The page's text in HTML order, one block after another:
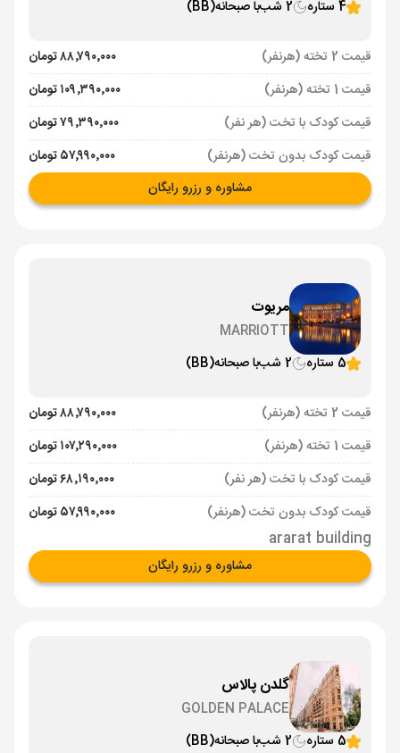
4 ستاره 2 شب با صبحانه(BB)
قیمت 2 تخته (هرنفر)
۸۸٬۷۹۰٬۰۰۰ تومان
قیمت 1 تخته (هرنفر)
۱۰۹٬۳۹۰٬۰۰۰ تومان
قیمت کودک با تخت (هر نفر)
۷۹٬۳۹۰٬۰۰۰ تومان
قیمت کودک بدون تخت (هرنفر)
۵۷٬۹۹۰٬۰۰۰ تومان
مشاوره و رزرو رایگان
مریوت
MARRIOTT
5 ستاره
2 شب با صبحانه(BB)
قیمت 2 تخته (هرنفر)
۸۸٬۷۹۰٬۰۰۰ تومان
قیمت 1 تخته (هرنفر)
۱۰۷٬۲۹۰٬۰۰۰ تومان
قیمت کودک با تخت (هر نفر)
۶۸٬۱۹۰٬۰۰۰ تومان
قیمت کودک بدون تخت (هرنفر)
۵۷٬۹۹۰٬۰۰۰ تومان
ararat building
مشاوره و رزرو رایگان
گلدن پالاس
GOLDEN PALACE
5 ستاره
2 شب با صبحانه(BB)